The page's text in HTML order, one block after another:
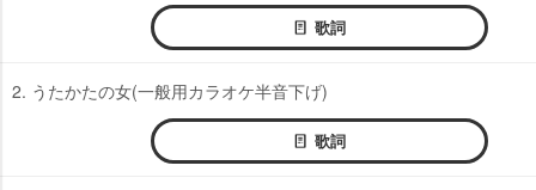
歌詞
2. うたかたの女(一般用カラオケ半音下げ)
歌詞